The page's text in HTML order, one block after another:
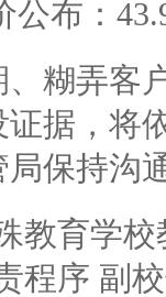
公布：
糊弄客
据，将
保持沟
教育学
程序 副